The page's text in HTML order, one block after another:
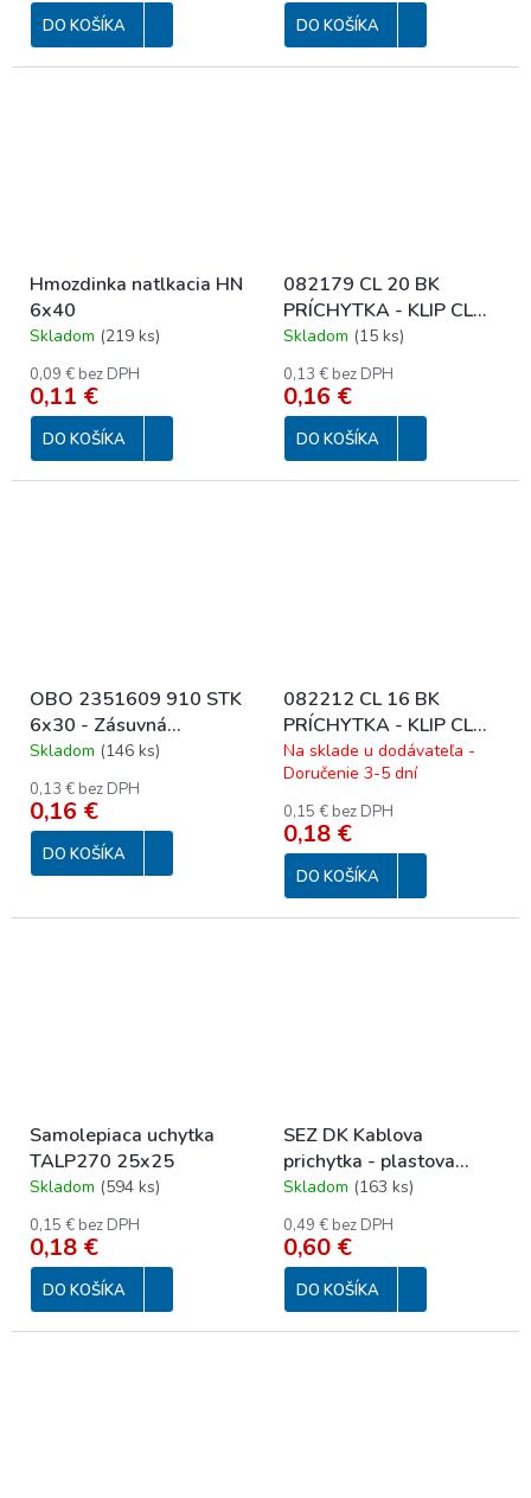
DO KOŠÍKA DO KOŠÍKA
Hmozdinka natlkacia HN
6x40
Skladom (219 ks)
0,09 € bez DPH
0,11 €
DO KOŠÍKA
082179 CL 20 BK
PRÍCHYTKA - KLIP CL
DN20 PVC BK
Skladom (15 ks)
0,13 € bez DPH
0,16 €
DO KOŠÍKA
OBO 2351609 910 STK
6x30 - Zásuvná
hmoždinka
Skladom (146 ks)
0,13 € bez DPH
0,16 €
DO KOŠÍKA
082212 CL 16 BK
PRÍCHYTKA - KLIP CL
DN16 PVC BK
Na sklade u dodávateľa -
Doručenie 3-5 dní
0,15 € bez DPH
0,18 €
DO KOŠÍKA
Samolepiaca uchytka
TALP270 25x25
Skladom (594 ks)
0,15 € bez DPH
0,18 €
DO KOŠÍKA
SEZ DK Kablova
prichytka - plastova
6700-00/P
Skladom (163 ks)
0,49 € bez DPH
0,60 €
DO KOŠÍKA